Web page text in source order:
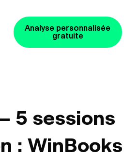
Analyse personnalisée
gratuite
5 sessions
: WinBooks